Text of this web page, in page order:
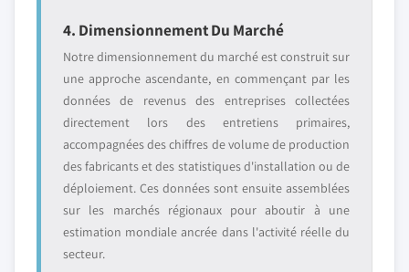
4. Dimensionnement Du Marché
Notre dimensionnement du marché est construit sur
une approche ascendante, en commençant par les
données de revenus des entreprises collectées
directement lors des entretiens primaires,
accompagnées des chiffres de volume de production
des fabricants et des statistiques d'installation ou de
déploiement. Ces données sont ensuite assemblées
sur les marchés régionaux pour aboutir à une
estimation mondiale ancrée dans l'activité réelle du
secteur.